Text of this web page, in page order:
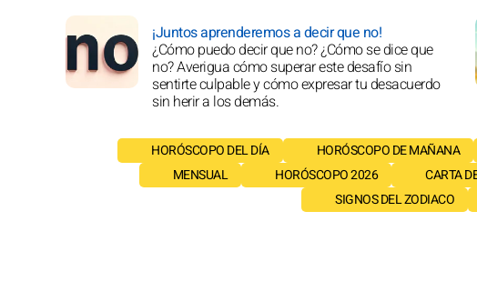
¡Juntos aprenderemos a decir que no!
¿Cómo puedo decir que no? ¿Cómo se dice que
no? Averigua cómo superar este desafío sin
sentirte culpable y cómo expresar tu desacuerdo
sin herir a los demás.
HORÓSCOPO DEL DÍA HORÓSCOPO DE MAÑANA
MENSUAL
HORÓSCOPO 2026 CARTA
SIGNOS DEL ZODIACO